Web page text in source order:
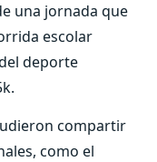
una jornada que
escolar
deporte
compartir
como el